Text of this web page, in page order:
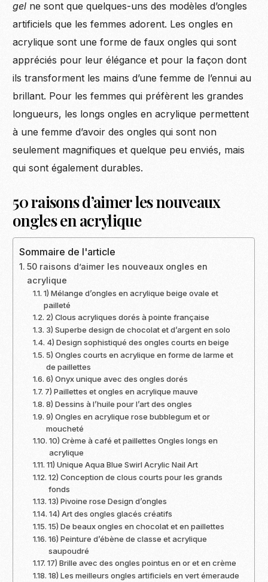
gel ne sont que quelques-uns des modèles d’ongles
artificiels que les femmes adorent. Les ongles en
acrylique sont une forme de faux ongles qui sont
appréciés pour leur élégance et pour la façon dont
ils transforment les mains d’une femme de l’ennui au
brillant. Pour les femmes qui préfèrent les grandes
longueurs, les longs ongles en acrylique permettent
à une femme d’avoir des ongles qui sont non
seulement magnifiques et quelque peu enviés, mais
qui sont également durables.
50 raisons d’aimer les nouveaux
ongles en acrylique
Sommaire de l'article
50 raisons d’aimer les nouveaux ongles en
acrylique
1) Mélange d’ongles en acrylique beige ovale et
pailleté
2) Clous acryliques dorés à pointe française
3) Superbe design de chocolat et d’argent en solo
4) Design sophistiqué des ongles courts en beige
5) Ongles courts en acrylique en forme de larme et
de paillettes
6) Onyx unique avec des ongles dorés
7) Paillettes et ongles en acrylique mauve
8) Dessins à l’huile pour l’art des ongles
9) Ongles en acrylique rose bubblegum et or
moucheté
10) Crème à café et paillettes Ongles longs en
acrylique
11) Unique Aqua Blue Swirl Acrylic Nail Art
12) Conception de clous courts pour les grands
fonds
13) Pivoine rose Design d’ongles
14) Art des ongles glacés créatifs
15) De beaux ongles en chocolat et en paillettes
16) Peinture d’ébène de classe et acrylique
saupoudré
17) Brille avec des ongles pointus en or et en crème
18) Les meilleurs ongles artificiels en vert émeraude